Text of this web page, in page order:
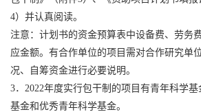
4）并认真阅读。
注意：计划书的资金预算表中设备费、劳务
应金额。有合作单位的项目需对合作研究单
况、自筹资金进行必要说明。
3． 2022年度实行包干制的项目有青年科学
基金和优秀青年科学基金。